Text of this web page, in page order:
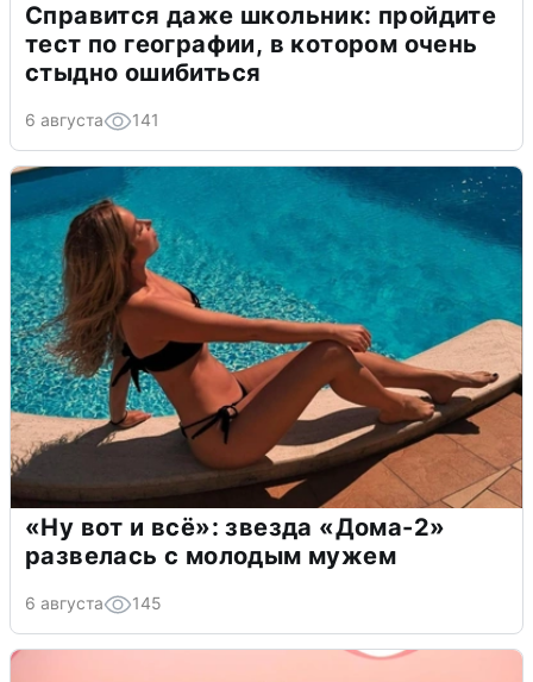
Справится даже школьник: пройдите
тест по географии, в котором очень
стыдно ошибиться
6 августа 141
«Ну вот и всё»: звезда «Дома-2»
развелась с молодым мужем
6 августа 145